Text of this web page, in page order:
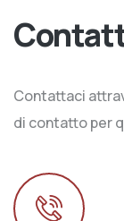
Contattaci
di contatto per